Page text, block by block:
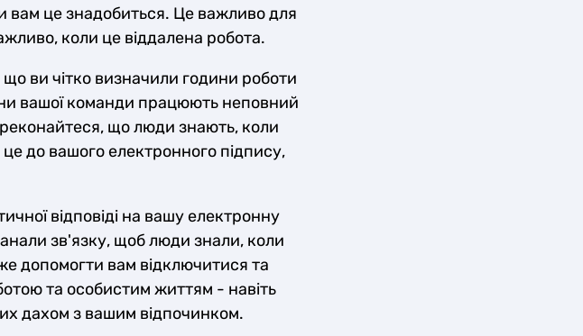
вам це знадобиться. Це важливо для
коли це віддалена робота.
ви чітко визначили години роботи
вашої команди працюють неповний
що люди знають, коли
до вашого електронного підпису,
відповіді на вашу електронну
зв'язку, щоб люди знали, коли
допомогти вам відключитися та
та особистим життям - навіть
дахом з вашим відпочинком.